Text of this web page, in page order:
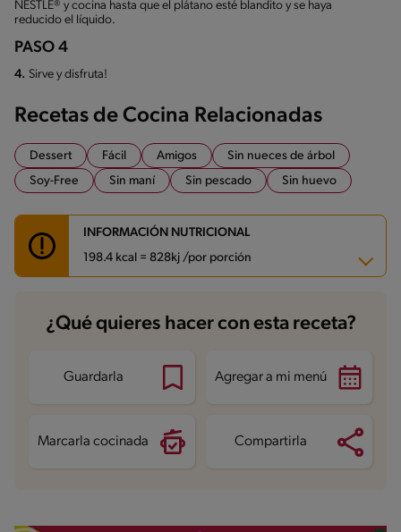
NESTLÉ® y cocina hasta que el plátano esté blandito y se haya
reducido el líquido.
PASO 4
4. Sirve y disfruta!
Recetas de Cocina Relacionadas
Dessert Fácil Amigos
Sin nueces de árbol
Soy-Free
Sin maní Sin pescado Sin huevo
INFORMACIÓN NUTRICIONAL
198.4 kcal = 828kj /por porción
Carbohidratos 42.2 g
Energía 198.4 kcal
Proteína
Grasas saturadas 2.1 g
¿Qué quieres hacer con esta receta?
Guardarla Agregar a mi menú
Marcarla cocinada Compartirla